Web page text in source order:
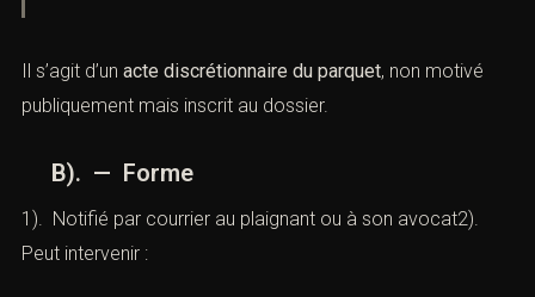
Il s’agit d’unacte discrétionnaire du parquet
B). — Forme
1). Notifié par courrier au plaignant ou à son avocat2).